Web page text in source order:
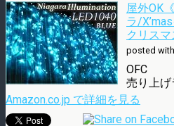
屋外OK
ラ/
クリスマ
posted with
OFC
売り上げ
Amazon.co.jp で詳細を見る